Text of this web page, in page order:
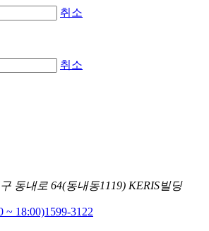
취소
취소
동내로 64(동내동1119) KERIS빌딩
~ 18:00)1599-3122